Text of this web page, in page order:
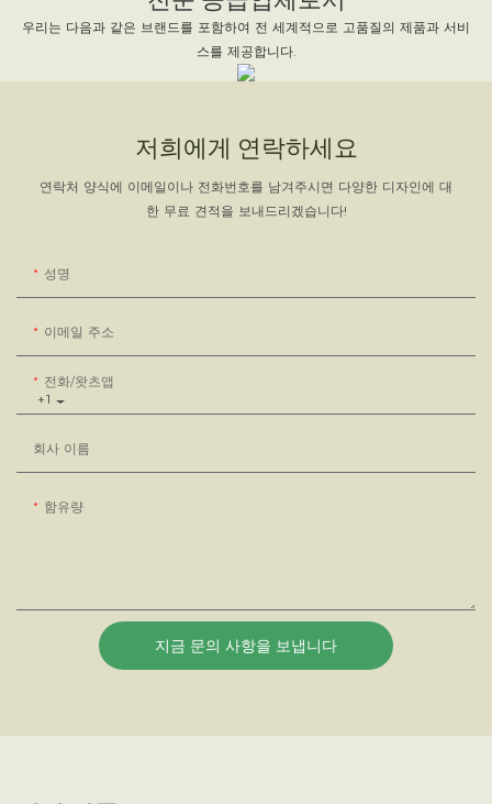
우리는 다음과 같은 브랜드를 포함하여 전 세계적으로 고품질의 제품과 서비
스를 제공합니다.
저희에게 연락하세요
연락처 양식에 이메일이나 전화번호를 남겨주시면 다양한 디자인에 대
한 무료 견적을 보내드리겠습니다!
성명
이메일 주소
+1
전화/왓츠앱
회사 이름
함유량
지금 문의 사항을 보냅니다